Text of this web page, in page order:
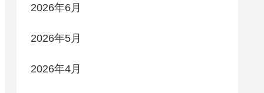
2026年6月
2026年5月
2026年4月